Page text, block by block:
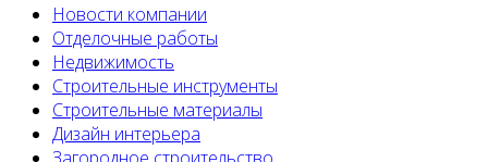
Новости компании
Отделочные работы
Недвижимость
Строительные инструменты
Строительные материалы
Дизайн интерьера
Загородное строительство